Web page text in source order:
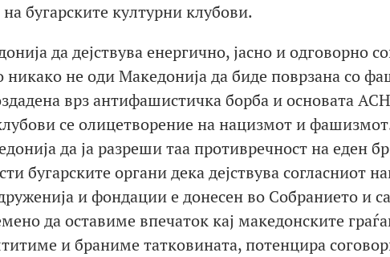
бугарските културни клубови.
да дејствува енергично, јасно и одговорно
никако не оди Македонија да биде поврзана со
врз антифашистичка борба и основата
се олицетворение на нацизмот и
да ја разреши таа противречност на еден
бугарските органи дека дејствува согласниот
и фондации е донесен во Собранието и
да оставиме впечаток кај македонските
и браниме татковината, потенцира